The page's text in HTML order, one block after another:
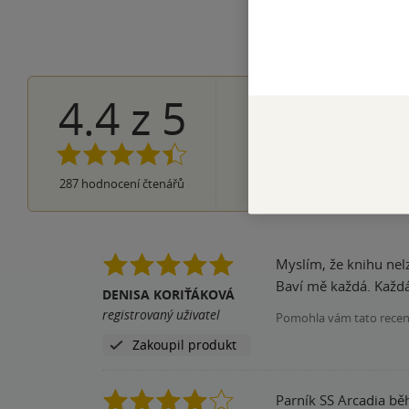
4.4z 5
287 hodnocení čtenářů
DENISA KORIŤÁKOVÁ
registrovaný uživatel
Zakoupil produkt
Myslím, že knihu
Baví mě každá.
Pomohla vám tato
Parník SS Arcadia